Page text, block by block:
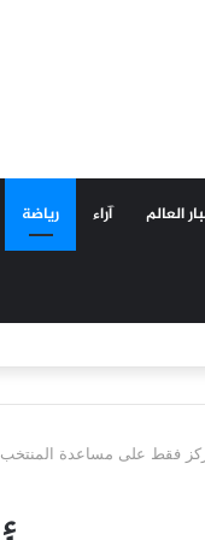
العالم آراء رياضة
فقط على مساعدة المنتخب